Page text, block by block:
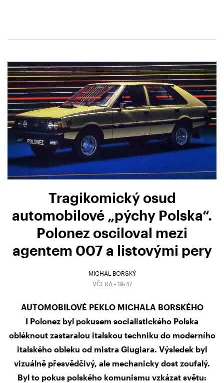
Tragikomický osud
automobilové „pýchy Polska“.
Polonez osciloval mezi
agentem 007 a listovými pery
MICHAL BORSKÝ
VČERA • 19:47
AUTOMOBILOVÉ PEKLO MICHALA BORSKÉHO
I Polonez byl pokusem socialistického Polska
obléknout zastaralou italskou techniku do moderního
italského obleku od mistra Giugiara. Výsledek byl
vizuálně přesvědčivý, ale mechanicky dost zoufalý.
Byl to pokus polského komunismu vzkázat světu: